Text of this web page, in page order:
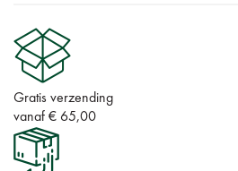
Gratis verzending
vanaf € 65,00